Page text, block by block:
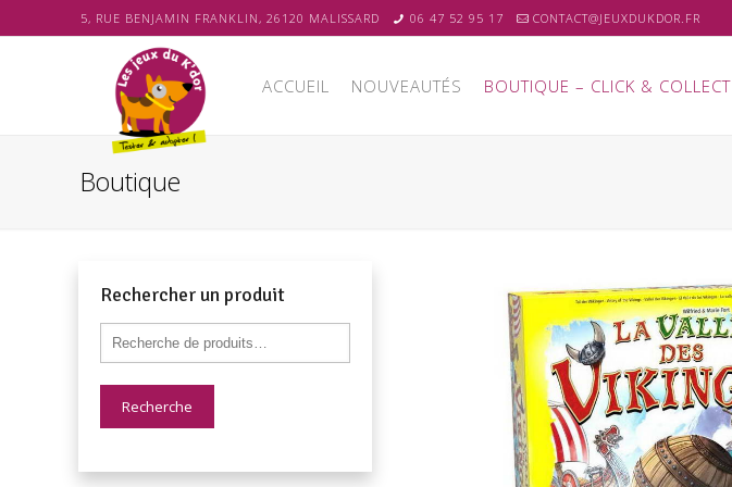
5, RUE BENJAMIN FRANKLIN, 26120 MALISSARD 06 47 52 95 17 CONTACT@JEUXDUKDOR.FR
ACCUEIL NOUVEAUTÉS BOUTIQUE – CLICK & COLLECT
Boutique
Rechercher un produit
Recherche